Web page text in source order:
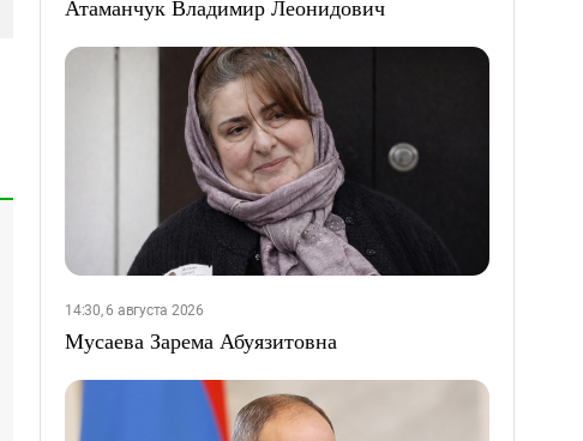
Атаманчук Владимир Леонидович
14:30, 6 августа 2026
Мусаева Зарема Абуязитовна